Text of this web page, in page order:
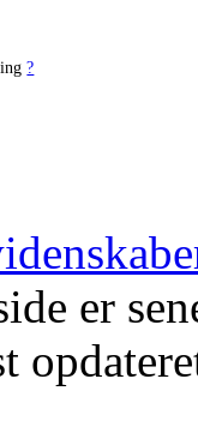
?
er